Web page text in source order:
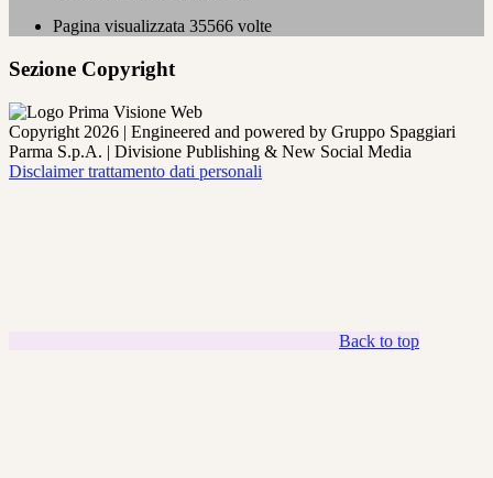
Pagina visualizzata 35566 volte
Sezione Copyright
Copyright 2026 | Engineered and powered by Gruppo Spaggiari
Parma S.p.A. | Divisione Publishing & New Social Media
Disclaimer trattamento dati personali
Back to top